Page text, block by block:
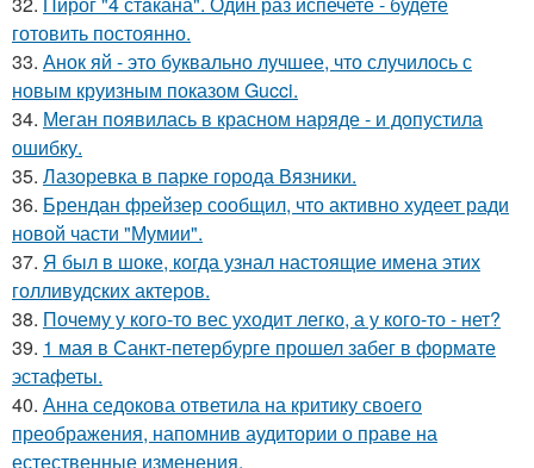
готовить постоянно.
33. Анок яй - это буквально лучшее, что случилось с
новым круизным показом Gucci.
34. Меган появилась в красном наряде - и допустила
ошибку.
35. Лазоревка в парке города Вязники.
36. Брендан фрейзер сообщил, что активно худеет ради
новой части "Мумии".
37. Я был в шоке, когда узнал настоящие имена этих
голливудских актеров.
38. Почему у кого-то вес уходит легко, а у кого-то - нет?
39. 1 мая в Санкт-петербурге прошел забег в формате
эстафеты.
40. Анна седокова ответила на критику своего
преображения, напомнив аудитории о праве на
естественные изменения.